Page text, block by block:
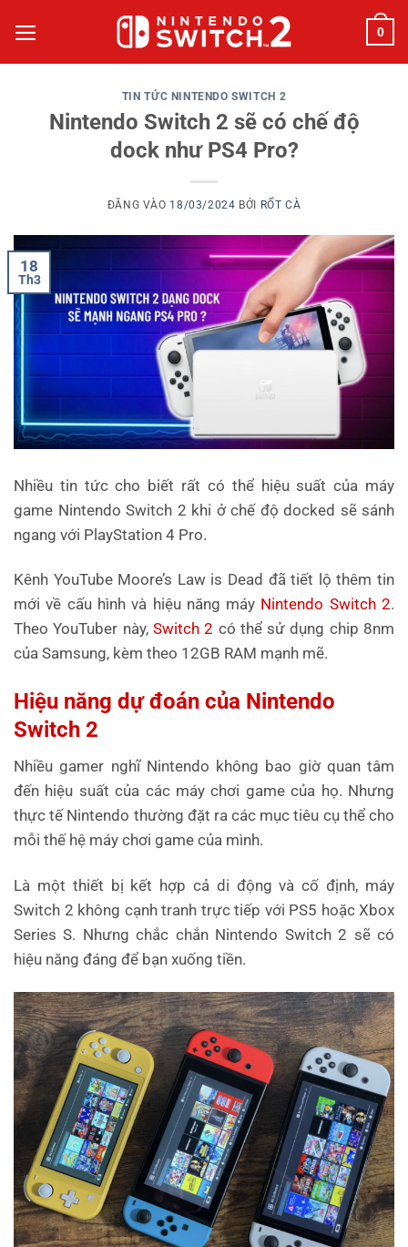
qua
nội
0
TIN TỨC NINTENDO SWITCH 2
Nintendo Switch 2 sẽ có chế độ
dock như PS4 Pro?
ĐĂNG VÀO 18/03/2024 BỞI RỐT CÀ
18
Th3
Nhiều tin tức cho biết rất có thể hiệu suất của máy
game Nintendo Switch 2 khi ở chế độ docked sẽ sánh
ngang với PlayStation 4 Pro.
Kênh YouTube Moore’s Law is Dead đã tiết lộ thêm tin
mới về cấu hình và hiệu năng máy Nintendo Switch 2.
Theo YouTuber này, Switch 2 có thể sử dụng chip 8nm
của Samsung, kèm theo 12GB RAM mạnh mẽ.
Hiệu năng dự đoán của Nintendo
Switch 2
Nhiều gamer nghĩ Nintendo không bao giờ quan tâm
đến hiệu suất của các máy chơi game của họ. Nhưng
thực tế Nintendo thường đặt ra các mục tiêu cụ thể cho
mỗi thế hệ máy chơi game của mình.
Là một thiết bị kết hợp cả di động và cố định, máy
Switch 2 không cạnh tranh trực tiếp với PS5 hoặc Xbox
Series S. Nhưng chắc chắn Nintendo Switch 2 sẽ có
hiệu năng đáng để bạn xuống tiền.